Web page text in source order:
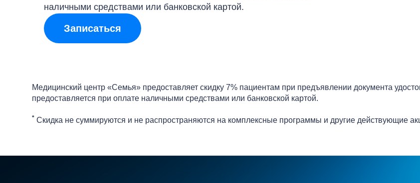
наличными средствами или банковской картой.
Записаться
Медицинский центр «Семья» предоставляет скидку 7% пациентам при предъявлении документа
предоставляется при оплате наличными средствами или банковской картой.
* Скидка не суммируются и не распространяются на комплексные программы и другие действующие